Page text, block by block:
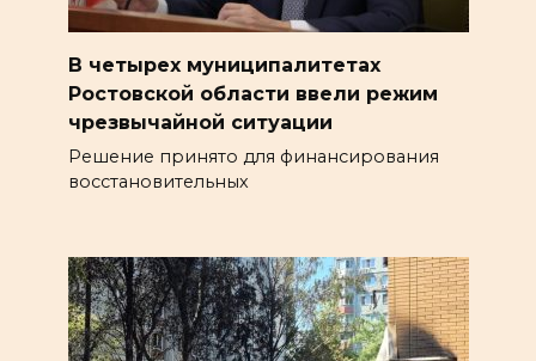
В четырех муниципалитетах
Ростовской области ввели режим
чрезвычайной ситуации
Решение принято для финансирования
восстановительных